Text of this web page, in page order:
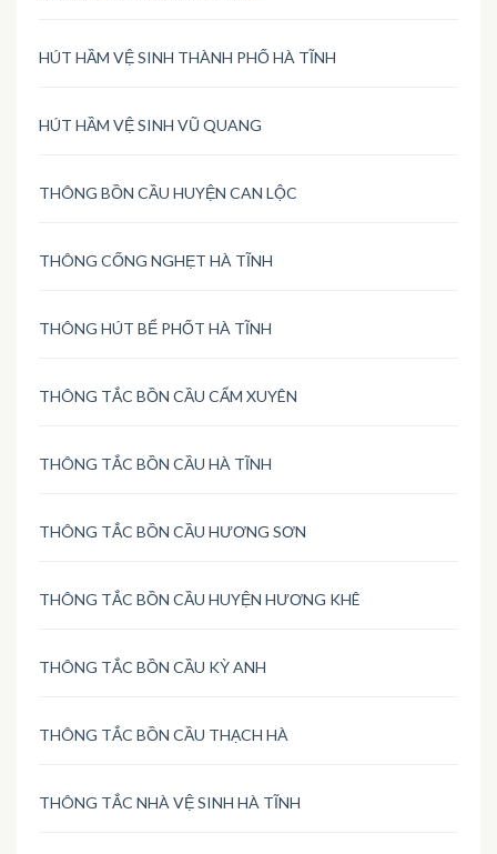
HÚT HẦM VỆ SINH THÀNH PHỐ HÀ TĨNH
HÚT HẦM VỆ SINH VŨ QUANG
THÔNG BỒN CẦU HUYỆN CAN LỘC
THÔNG CỐNG NGHẸT HÀ TĨNH
THÔNG HÚT BỂ PHỐT HÀ TĨNH
THÔNG TẮC BỒN CẦU CẨM XUYÊN
THÔNG TẮC BỒN CẦU HÀ TĨNH
THÔNG TẮC BỒN CẦU HƯƠNG SƠN
THÔNG TẮC BỒN CẦU HUYỆN HƯƠNG KHÊ
THÔNG TẮC BỒN CẦU KỲ ANH
THÔNG TẮC BỒN CẦU THẠCH HÀ
THÔNG TẮC NHÀ VỆ SINH HÀ TĨNH